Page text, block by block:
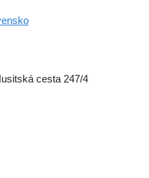
cesta 247/4